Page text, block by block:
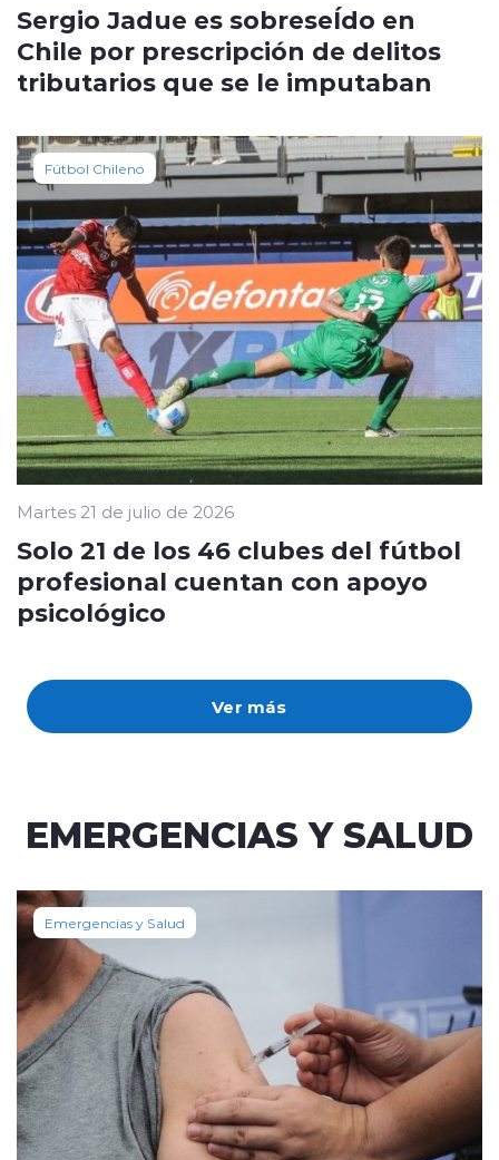
Ver más
Sergio Jadue es sobreseÍdo en
Chile por prescripción de delitos
tributarios que se le imputaban
Fútbol Chileno
Martes 21 de julio de 2026
Solo 21 de los 46 clubes del fútbol
profesional cuentan con apoyo
psicológico
EMERGENCIAS Y SALUD
Emergencias y Salud